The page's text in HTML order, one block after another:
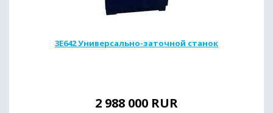
3Е642 Универсально-заточной станок
2 988 000 RUR